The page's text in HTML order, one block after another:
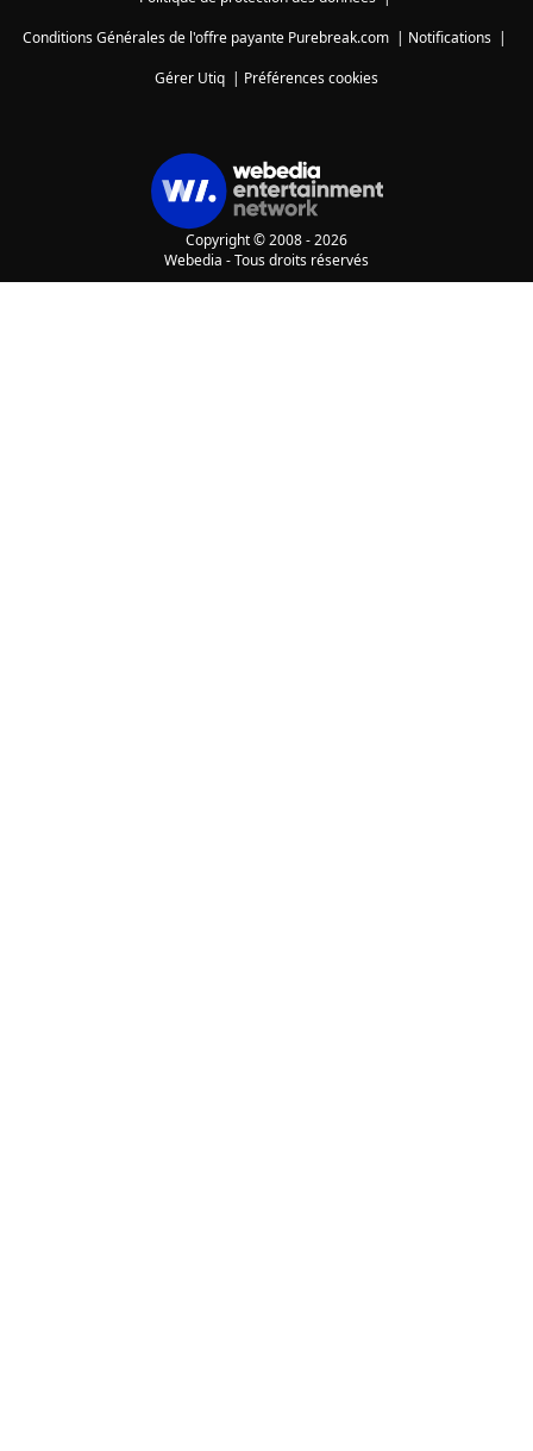
Conditions Générales de l'offre payante Purebreak.com | Notifications |
Gérer Utiq | Préférences cookies
Copyright © 2008 - 2026
Webedia - Tous droits réservés